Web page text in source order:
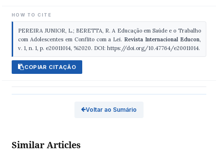
HOW TO CITE
PEREIRA JUNIOR, L.; BERETTA, R. A Educação em Saúde e o Trabalho
com Adolescentes em Conflito com a Lei. Revista Internacional Educon,
v. 1, n. 1, p. e20011014, %2020. DOI: https://doi.org/10.47764/e20011014.
COPIAR CITAÇÃO
Voltar ao Sumário
Similar Articles